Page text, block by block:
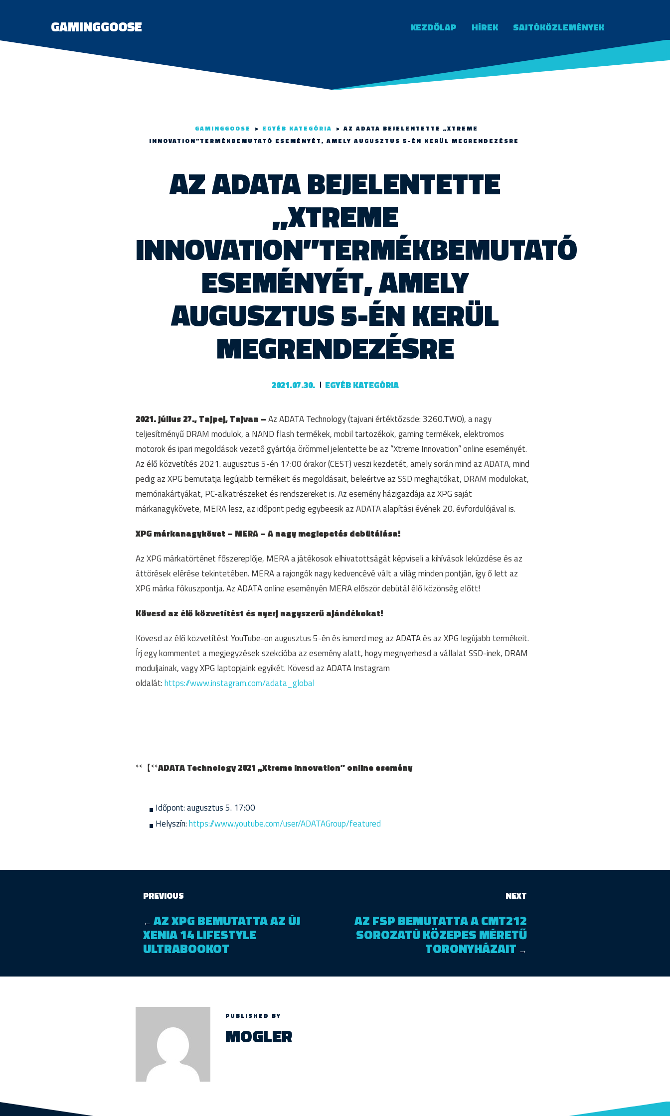
GAMINGGOOSE KEZDŐLAP HÍREK SAJTÓKÖZLEMÉNYEK
GAMINGGOOSE > EGYÉB KATEGÓRIA > AZ ADATA BEJELENTETTE „XTREME
INNOVATION”TERMÉKBEMUTATÓ ESEMÉNYÉT, AMELY AUGUSZTUS 5-ÉN KERÜL MEGRENDEZÉSRE
AZ ADATA BEJELENTETTE
„XTREME
INNOVATION”TERMÉKBEMUTATÓ
ESEMÉNYÉT, AMELY
AUGUSZTUS 5-ÉN KERÜL
MEGRENDEZÉSRE
2021.07.30. EGYÉB KATEGÓRIA
2021. július 27., Tajpej, Tajvan –Az ADATA Technology (tajvani értéktőzsde: 3260.TWO), a nagy
teljesítményű DRAM modulok, a NAND flash termékek, mobil tartozékok, gaming termékek, elektromos
motorok és ipari megoldások vezető gyártója örömmel jelentette be az “Xtreme Innovation” online eseményét.
Az élő közvetítés 2021. augusztus 5-én 17:00 órakor (CEST) veszi kezdetét, amely során mind az ADATA, mind
pedig az XPG bemutatja legújabb termékeit és megoldásait, beleértve az SSD meghajtókat, DRAM modulokat,
memóriakártyákat, PC-alkatrészeket és rendszereket is. Az esemény házigazdája az XPG saját
márkanagykövete, MERA lesz, az időpont pedig egybeesik az ADATA alapítási évének 20. évfordulójával is.
XPG márkanagykövet – MERA – A nagy meglepetés debütálása!
Az XPG márkatörténet főszereplője, MERA a játékosok elhivatottságát képviseli a kihívások leküzdése és az
áttörések elérése tekintetében. MERA a rajongók nagy kedvencévé vált a világ minden pontján, így ő lett az
XPG márka fókuszpontja. Az ADATA online eseményén MERA először debütál élő közönség előtt!
Kövesd az élő közvetítést és nyerj nagyszerű ajándékokat!
Kövesd az élő közvetítést YouTube-on augusztus 5-én és ismerd meg az ADATA és az XPG legújabb termékeit.
Írj egy kommentet a megjegyzések szekcióba az esemény alatt, hogy megnyerhesd a vállalat SSD-inek, DRAM
moduljainak, vagy XPG laptopjaink egyikét. Kövesd az ADATA Instagram
oldalát:https://www.instagram.com/adata_global
**【**ADATA Technology 2021 „Xtreme Innovation” online esemény
Időpont: augusztus 5. 17:00
Helyszín:https://www.youtube.com/user/ADATAGroup/featured
PREVIOUS
← AZ XPG BEMUTATTA AZ ÚJ
XENIA 14 LIFESTYLE
ULTRABOOKOT
NEXT
AZ FSP BEMUTATTA A CMT212
SOROZATÚ KÖZEPES MÉRETŰ
TORONYHÁZAIT →
PUBLISHED BY
MOGLER